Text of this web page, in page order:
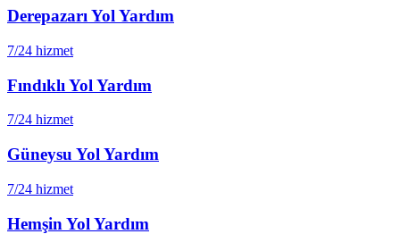
Derepazarı Yol Yardım
7/24 hizmet
Fındıklı Yol Yardım
7/24 hizmet
Güneysu Yol Yardım
7/24 hizmet
Hemşin Yol Yardım